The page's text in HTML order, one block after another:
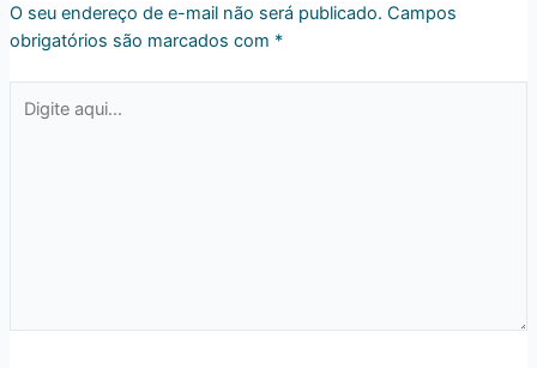
O seu endereço de e-mail não será publicado. Campos
obrigatórios são marcados com *
aqui...